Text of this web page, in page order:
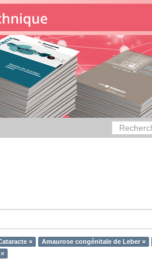
× Amaurose congénitale de Leber ×